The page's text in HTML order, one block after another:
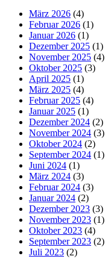
März 2026 (4)
Februar 2026 (1)
Januar 2026 (1)
Dezember 2025 (1)
November 2025 (4)
Oktober 2025 (3)
April 2025 (1)
März 2025 (4)
Februar 2025 (4)
Januar 2025 (1)
Dezember 2024 (2)
November 2024 (3)
Oktober 2024 (2)
September 2024 (1)
Juni 2024 (1)
März 2024 (3)
Februar 2024 (3)
Januar 2024 (2)
Dezember 2023 (3)
November 2023 (1)
Oktober 2023 (4)
September 2023 (2)
Juli 2023 (2)